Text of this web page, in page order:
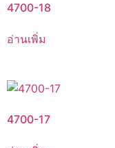
4700-18
อ่านเพิ่ม
4700-17